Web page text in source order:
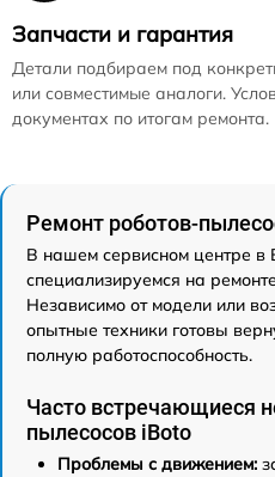
Запчасти и гарантия
Детали подбираем под
или совместимые аналоги.
документах по итогам ремонта.
Ремонт роботов-
В нашем сервисном центре в
специализируемся на
Независимо от модели или
опытные техники готовы
полную работоспособность.
Часто встречающиеся
пылесосов iBoto
Проблемы с движением: